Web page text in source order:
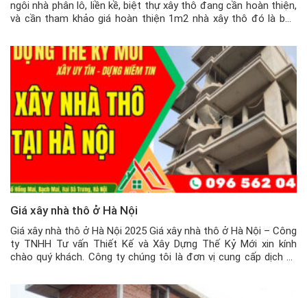
ngôi nhà phân lô, liền kề, biệt thự xây thô đang cần hoàn thiện,
và cần tham khảo giá hoàn thiện 1m2 nhà xây thô đó là bao
Giá xây nhà thô ở Hà Nội
Giá xây nhà thô ở Hà Nội 2025 Giá xây nhà thô ở Hà Nội – Công
ty TNHH Tư vấn Thiết Kế và Xây Dựng Thế Kỷ Mới xin kính
chào quý khách. Công ty chúng tôi là đơn vị cung cấp dịch vụ